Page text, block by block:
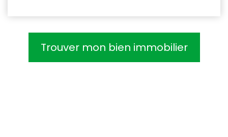
Trouver mon bien immobilier